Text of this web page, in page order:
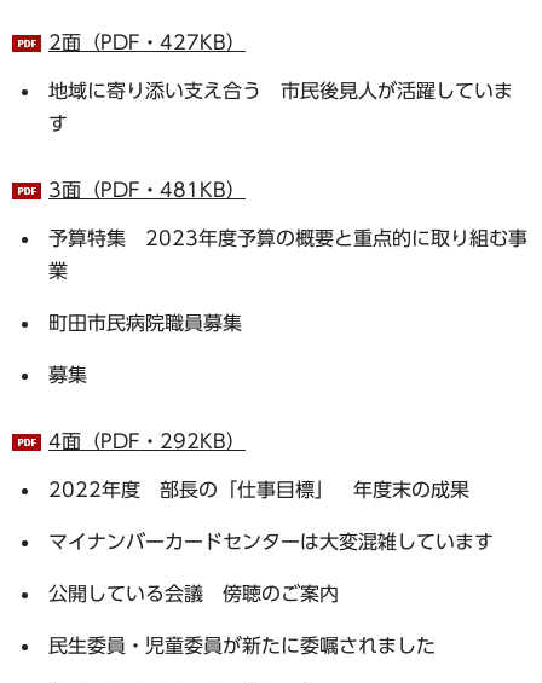
2面（PDF・427KB）
地域に寄り添い支え合う 市民後見人が活躍していま
す
3面（PDF・481KB）
予算特集 2023年度予算の概要と重点的に取り組む事
業
町田市民病院職員募集
募集
4面（PDF・292KB）
2022年度 部長の「仕事目標」 年度末の成果
マイナンバーカードセンターは大変混雑しています
公開している会議 傍聴のご案内
民生委員・児童委員が新たに委嘱されました